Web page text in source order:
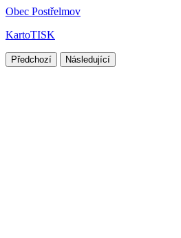
Obec Postřelmov
KartoTISK
Předchozí Následující